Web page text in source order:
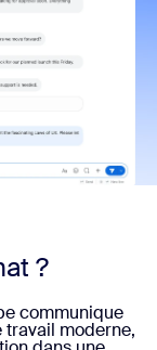
?
communique
moderne,